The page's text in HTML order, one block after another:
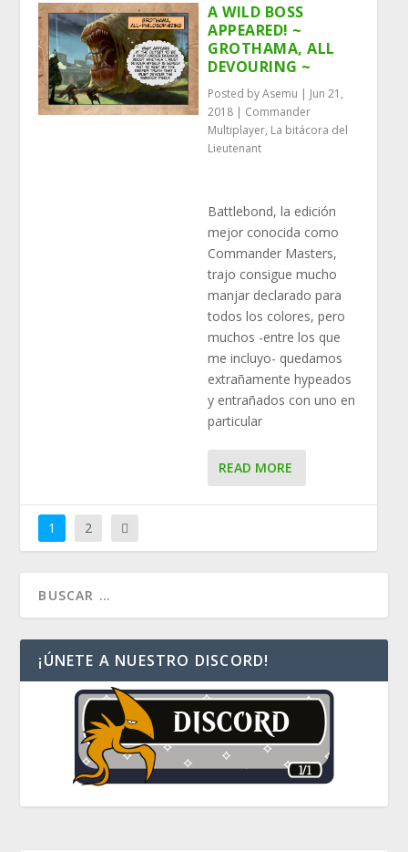
A WILD BOSS
APPEARED! ~
GROTHAMA, ALL
DEVOURING ~
Posted byAsemu | Jun 21,
2018 | Commander
Multiplayer, La bitácora del
Lieutenant
Battlebond, la edición
mejor conocida como
Commander Masters,
trajo consigue mucho
manjar declarado para
todos los colores, pero
muchos -entre los que
me incluyo- quedamos
extrañamente hypeados
y entrañados con uno en
particular
READ MORE
1 2
¡ÚNETE A NUESTRO DISCORD!